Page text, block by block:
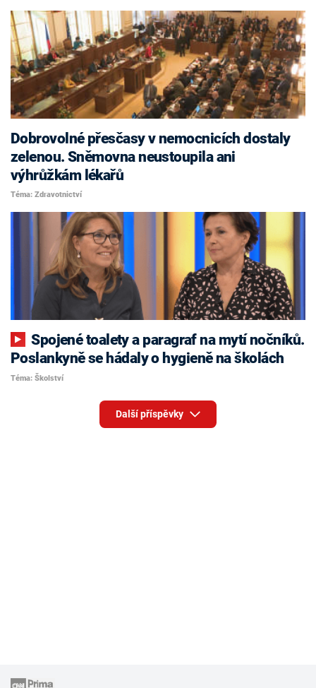
Dobrovolné přesčasy v nemocnicích dostaly
zelenou. Sněmovna neustoupila ani
výhrůžkám lékařů
Téma: Zdravotnictví
Spojené toalety a paragraf na mytí nočníků.
Poslankyně se hádaly o hygieně na školách
Téma: Školství
Další příspěvky